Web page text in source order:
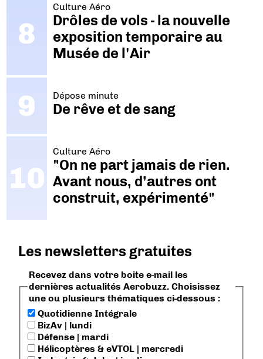
Culture Aéro
Drôles de vols - la nouvelle
exposition temporaire au
Musée de l'Air
Dépose minute
De rêve et de sang
Culture Aéro
"On ne part jamais de rien.
Avant nous, d’autres ont
construit, expérimenté"
Les newsletters gratuites
Recevez dans votre boite e-mail les
dernières actualités Aerobuzz. Choisissez
une ou plusieurs thématiques ci-dessous :
Quotidienne Intégrale
BizAv | lundi
Défense | mardi
Hélicoptères & eVTOL | mercredi